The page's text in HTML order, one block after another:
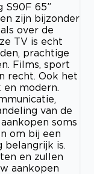
S90F 65”
zijn bijzonder
over de
TV is echt
prachtige
Films, sport
recht. Ook het
en modern.
van de
soms
om bij een
belangrijk is.
en zullen
aankopen